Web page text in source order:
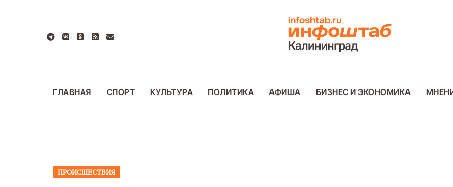
содержанию
ГЛАВНАЯ СПОРТ КУЛЬТУРА ПОЛИТИКА АФИША БИЗНЕС И ЭКОНОМИКА
ПРОИСШЕСТВИЯ